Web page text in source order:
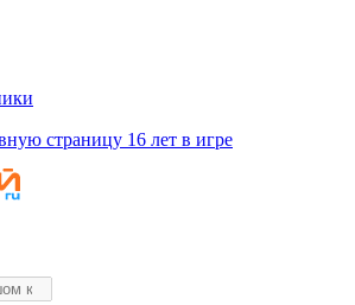
страницу 16 лет в игре